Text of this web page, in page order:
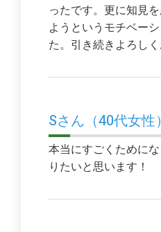
ったです。更に知見
ようというモチベー
た。引き続きよろしく
Sさん（40代女性）
本当にすごくために
りたいと思います！